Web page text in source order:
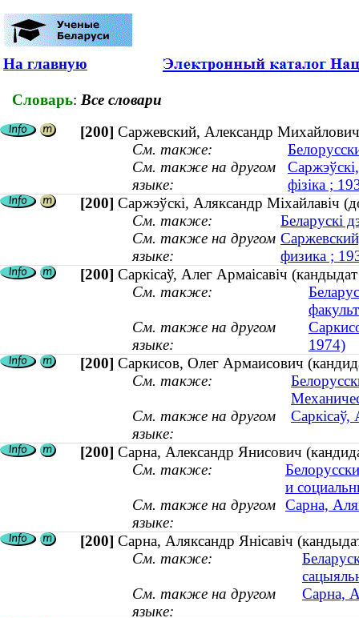
На главную
Словарь: Все словари
[200] Саржевский, Александр
См. также:
См. также на другом
языке:
фізіка ;
[200] Саржэўскі, Аляксандр Міхайлавіч
См. также:
Беларускі
См. также на другом
языке:
физика ;
[200] Саркісаў, Алег Армаісавіч
См. также:
См. также на другом
языке:
1974)
[200] Саркисов, Олег Армаисович
См. также:
См. также на другом
языке:
Саркісаў,
[200] Сарна, Александр Янисович
См. также:
и
См. также на другом
языке:
Сарна,
[200] Сарна, Аляксандр Янісавіч
См. также:
См. также на другом
языке:
Сарна,